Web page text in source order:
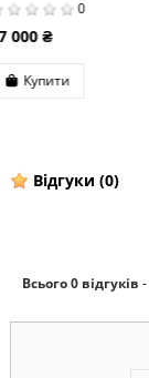
Відгуки (0)
Всього0 відгуків -